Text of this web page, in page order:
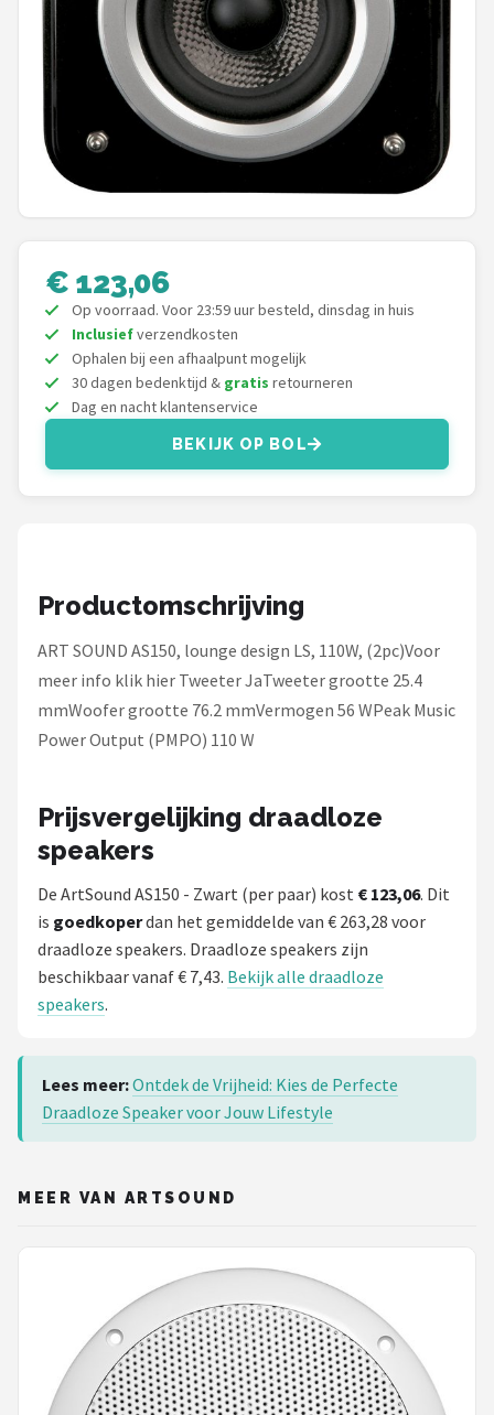
Soundskins
ArtSound
JBL
Fenton
Dali
Ultimea
€ 123,06
Op voorraad. Voor 23:59 uur besteld, dinsdag in huis
Inclusiefverzendkosten
Ophalen bij een afhaalpunt mogelijk
30 dagen bedenktijd & gratis retourneren
Dag en nacht klantenservice
BEKIJK OP BOL
Productomschrijving
ART SOUND AS150, lounge design LS, 110W, (2pc)Voor
meer info klik hier Tweeter JaTweeter grootte 25.4
mmWoofer grootte 76.2 mmVermogen 56 WPeak Music
Power Output (PMPO) 110 W
Prijsvergelijking draadloze
speakers
De ArtSound AS150 - Zwart (per paar) kost € 123,06. Dit
is goedkoperdan het gemiddelde van € 263,28 voor
draadloze speakers. Draadloze speakers zijn
beschikbaar vanaf € 7,43. Bekijk alle draadloze
speakers.
Lees meer:Ontdek de Vrijheid: Kies de Perfecte
Draadloze Speaker voor Jouw Lifestyle
MEER VAN ARTSOUND